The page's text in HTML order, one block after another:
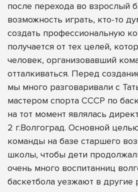
после перехода во взрослый
возможность играть, кто-то
создать профессиональную
получается от тех целей,
человек, организовавший
отталкиваться. Перед
мы много разговаривали с
мастером спорта СССР по
на тот момент являлась
2 г.Волгоград. Основной
команды на базе старшего
школы, чтобы дети
очень много воспитанниц
баскетбола уезжают в другие